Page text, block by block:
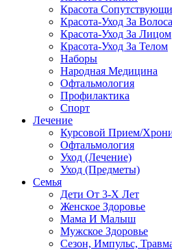
Красота
Красота-Уход За
Красота-Уход За Лицом
Красота-Уход За Телом
Наборы
Народная Медицина
Офтальмология
Профилактика
Спорт
Лечение
Курсовой Прием/
Офтальмология
Уход (Лечение)
Уход (Предметы)
Семья
Дети От 3-Х Лет
Женское Здоровье
Мама И Малыш
Мужское Здоровье
Сезон, Импульс,